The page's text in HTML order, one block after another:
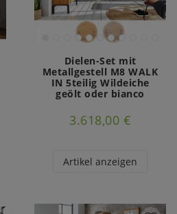
Dielen-Set mit
Metallgestell M8 WALK
IN 5teilig Wildeiche
geölt oder bianco
3.618,00 €
Artikel anzeigen